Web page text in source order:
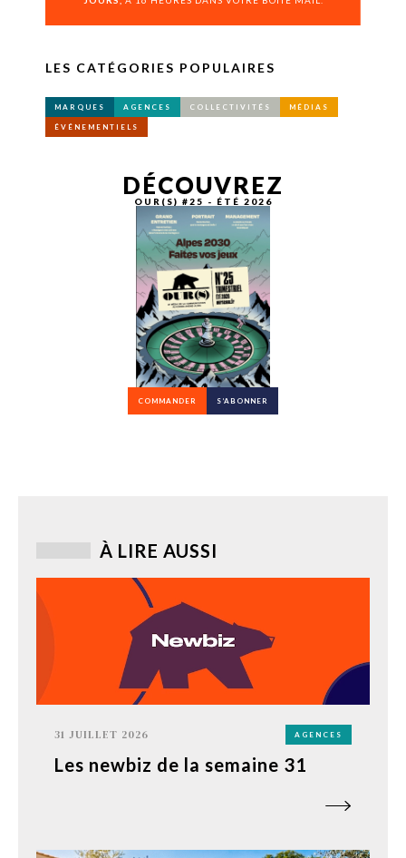
LES CATÉGORIES POPULAIRES
MARQUES AGENCES COLLECTIVITÉS MÉDIAS
ÉVÉNEMENTIELS
DÉCOUVREZ
OUR(S) #25 - ÉTÉ 2026
COMMANDER S’ABONNER
À LIRE AUSSI
31 JUILLET 2026 AGENCES
Les newbiz de la semaine 31